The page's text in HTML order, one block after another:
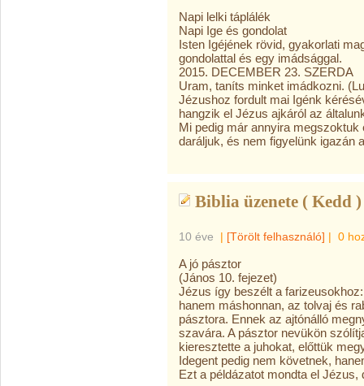
Napi lelki táplálék
Napi Ige és gondolat
Isten Igéjének rövid, gyakorlati
gondolattal és egy imádsággal.
2015. DECEMBER 23. SZERDA
Uram, taníts minket imádkozni.
Jézushoz fordult mai Igénk
hangzik el Jézus ajkáról az
Mi pedig már annyira
daráljuk, és nem figyelünk igazán
Biblia üzenete ( Kedd )
10 éve | [Törölt felhasználó] | 0
A jó pásztor
(János 10. fejezet)
Jézus így beszélt a
hanem máshonnan, az tolvaj és
pásztora. Ennek az ajtónálló
szavára. A pásztor nevükön
kieresztette a juhokat, előttük
Idegent pedig nem követnek,
Ezt a példázatot mondta el